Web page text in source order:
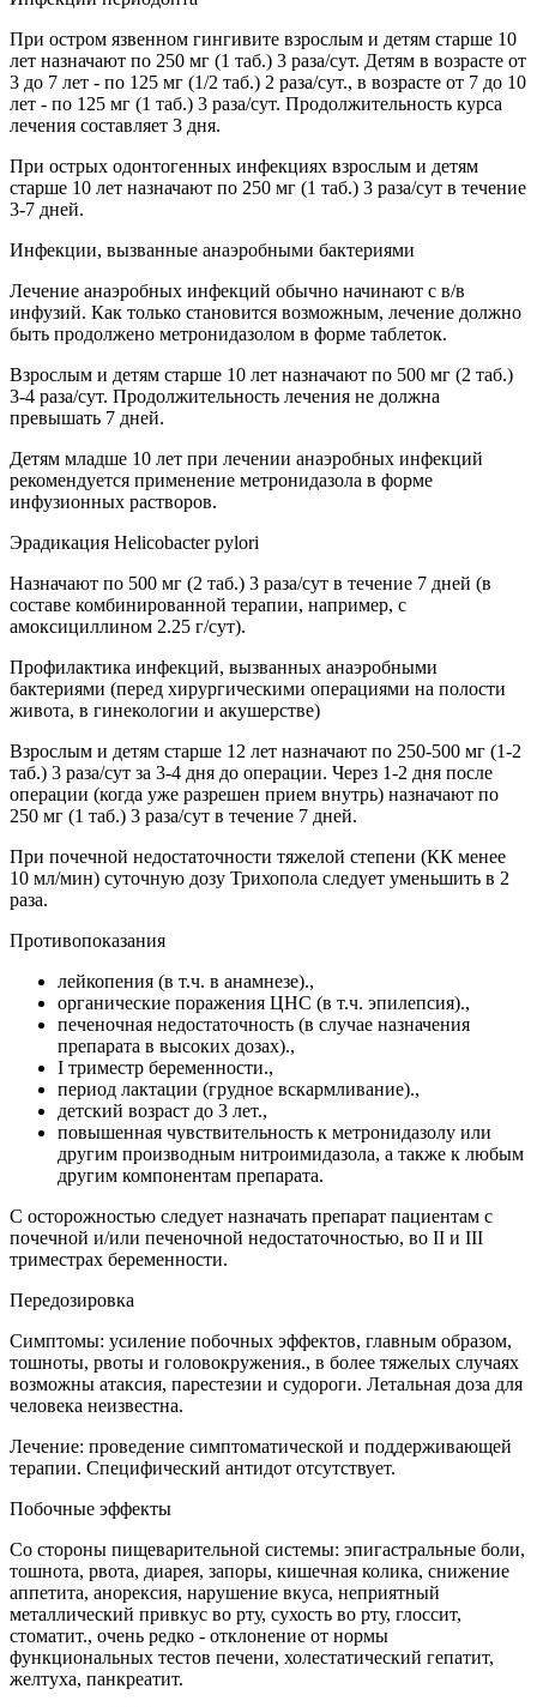
При остром язвенном гингивите взрослым и детям старше 10
лет назначают по 250 мг (1 таб.) 3 раза/сут. Детям в возрасте от
3 до 7 лет - по 125 мг (1/2 таб.) 2 раза/сут., в возрасте от 7 до 10
лет - по 125 мг (1 таб.) 3 раза/сут. Продолжительность курса
лечения составляет 3 дня.
При острых одонтогенных инфекциях взрослым и детям
старше 10 лет назначают по 250 мг (1 таб.) 3 раза/сут в течение
3-7 дней.
Инфекции, вызванные анаэробными бактериями
Лечение анаэробных инфекций обычно начинают с в/в
инфузий. Как только становится возможным, лечение должно
быть продолжено метронидазолом в форме таблеток.
Взрослым и детям старше 10 лет назначают по 500 мг (2 таб.)
3-4 раза/сут. Продолжительность лечения не должна
превышать 7 дней.
Детям младше 10 лет при лечении анаэробных инфекций
рекомендуется применение метронидазола в форме
инфузионных растворов.
Эрадикация Helicobacter pylori
Назначают по 500 мг (2 таб.) 3 раза/сут в течение 7 дней (в
составе комбинированной терапии, например, с
амоксициллином 2.25 г/сут).
Профилактика инфекций, вызванных анаэробными
бактериями (перед хирургическими операциями на полости
живота, в гинекологии и акушерстве)
Взрослым и детям старше 12 лет назначают по 250-500 мг (1-2
таб.) 3 раза/сут за 3-4 дня до операции. Через 1-2 дня после
операции (когда уже разрешен прием внутрь) назначают по
250 мг (1 таб.) 3 раза/сут в течение 7 дней.
При почечной недостаточности тяжелой степени (КК менее
10 мл/мин) суточную дозу Трихопола следует уменьшить в 2
раза.
Противопоказания
лейкопения (в т.ч. в анамнезе).,
органические поражения ЦНС (в т.ч. эпилепсия).,
печеночная недостаточность (в случае назначения
препарата в высоких дозах).,
I триместр беременности.,
период лактации (грудное вскармливание).,
детский возраст до 3 лет.,
повышенная чувствительность к метронидазолу или
другим производным нитроимидазола, а также к любым
другим компонентам препарата.
С осторожностью следует назначать препарат пациентам с
почечной и/или печеночной недостаточностью, во II и III
триместрах беременности.
Передозировка
Симптомы: усиление побочных эффектов, главным образом,
тошноты, рвоты и головокружения., в более тяжелых случаях
возможны атаксия, парестезии и судороги. Летальная доза для
человека неизвестна.
Лечение: проведение симптоматической и поддерживающей
терапии. Специфический антидот отсутствует.
Побочные эффекты
Со стороны пищеварительной системы: эпигастральные боли,
тошнота, рвота, диарея, запоры, кишечная колика, снижение
аппетита, анорексия, нарушение вкуса, неприятный
металлический привкус во рту, сухость во рту, глоссит,
стоматит., очень редко - отклонение от нормы
функциональных тестов печени, холестатический гепатит,
желтуха, панкреатит.